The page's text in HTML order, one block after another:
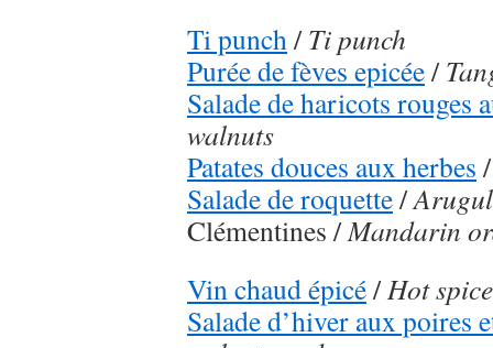
Ti punch/Ti punch
Purée de fèves epicée/
Salade de haricots rouges
walnuts
Patates douces aux herbes
Salade de roquette/
Clémentines /Mandarin
Vin chaud épicé/Hot
Salade d’hiver aux poires